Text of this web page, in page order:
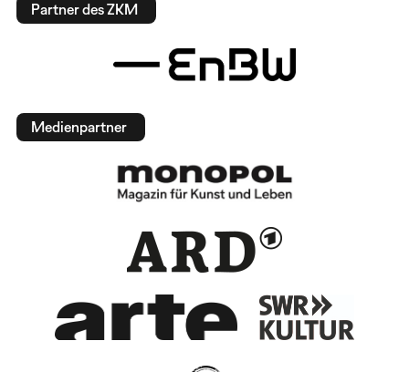
Partner des ZKM
Medienpartner